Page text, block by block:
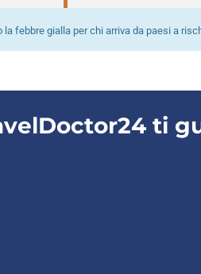
febbre gialla per chi arriva da paesi a
ti